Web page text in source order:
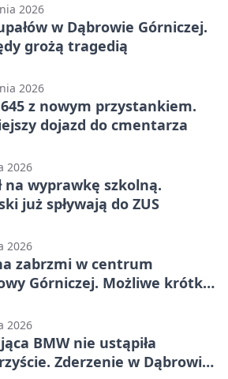
2026
w Dąbrowie Górniczej.
grożą tragedią
2026
z nowym przystankiem.
dojazd do cmentarza
2026
na wyprawkę szkolną.
już spływają do ZUS
2026
zabrzmi w centrum
Górniczej. Możliwe krótkie
2026
BMW nie ustąpiła
Zderzenie w Dąbrowie